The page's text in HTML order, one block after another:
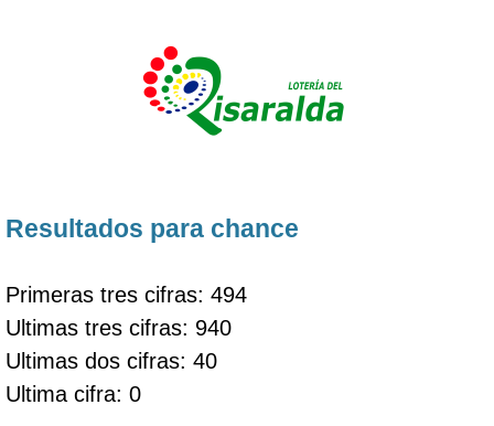
Resultados para chance
Primeras tres cifras: 494
Ultimas tres cifras: 940
Ultimas dos cifras: 40
Ultima cifra: 0